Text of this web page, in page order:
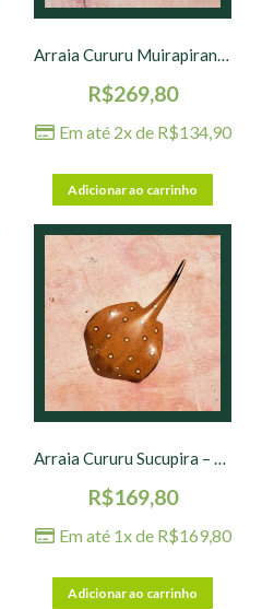
Arraia Cururu Muirapiranga – 27 x 15 cm
R$269,80
Em até 2x de R$134,90
Adicionar ao carrinho
Arraia Cururu Sucupira – 19 x 11 cm
R$169,80
Em até 1x de R$169,80
Adicionar ao carrinho